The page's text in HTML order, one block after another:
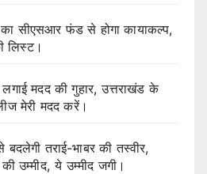
सीएसआर फंड से होगा कायाकल्प,
लिस्ट।
मदद की गुहार, उत्तराखंड के
मेरी मदद करें।
बदलेगी तराई-भाबर की तस्वीर,
उम्मीद, ये उम्मीद जगी।